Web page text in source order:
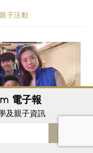
親子活動
電子報
及親子資訊